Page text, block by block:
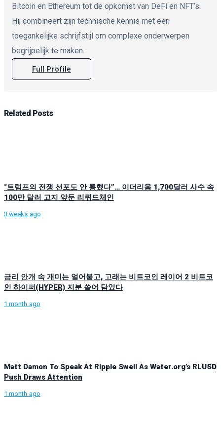
Bitcoin en Ethereum tot de opkomst van DeFi en NFT’s.
Hij combineert zijn technische kennis met een
toegankelijke schrijfstijl om complexe onderwerpen
begrijpelijk te maken.
Full Profile
Related Posts
“트럼프의 전쟁 선포도 안 통했다”… 이더리움 1,700달러 사수 속
100만 달러 고지 앞둔 리퀴드체인
3 weeks ago
금리 안개 속 개미는 얼어붙고, 고래는 비트코인 레이어 2 비트코
인 하이퍼(HYPER) 지분 쓸어 담았다
1 month ago
Matt Damon To Speak At Ripple Swell As Water.org’s RLUSD
Push Draws Attention
1 month ago